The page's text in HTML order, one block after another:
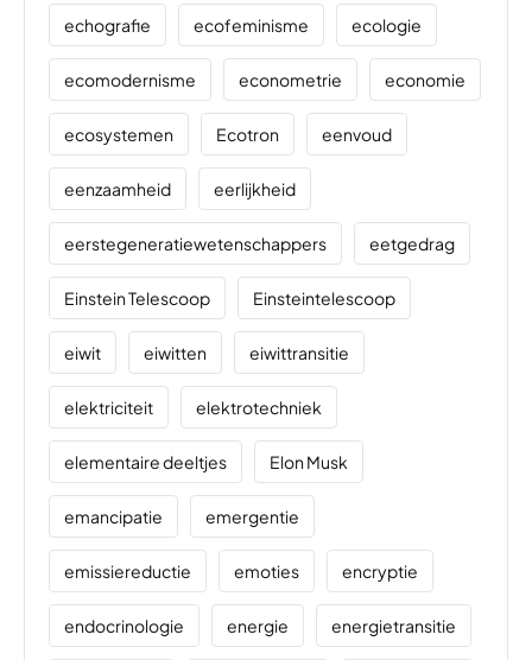
echografie ecofeminisme ecologie
ecomodernisme econometrie economie
ecosystemen Ecotron eenvoud
eenzaamheid eerlijkheid
eerstegeneratiewetenschappers eetgedrag
Einstein Telescoop Einsteintelescoop
eiwit eiwitten eiwittransitie
elektriciteit elektrotechniek
elementaire deeltjes Elon Musk
emancipatie emergentie
emissiereductie emoties encryptie
endocrinologie energie energietransitie